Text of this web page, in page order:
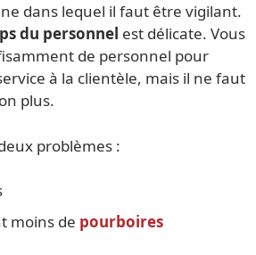
dans lequel il faut être vigilant.
du personnel est délicate. Vous
de personnel pour
à la clientèle, mais il ne faut
plus.
problèmes :
moins de pourboires